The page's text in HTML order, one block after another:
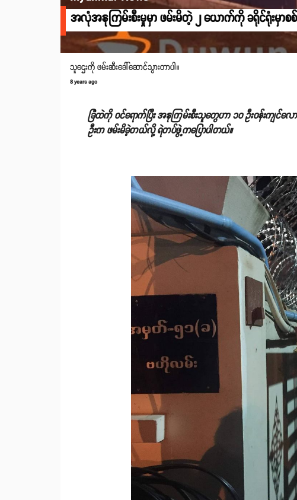
အလုံအနုကြမ်းစီးမှုမှာ ဖမ်းမိတဲ့ ၂ ယောက်ကို ခရိုင်ရုံးမှာစ
သူဌေးကို ဖမ်းဆီးခေါ်ဆောင်သွားတာပါ။
8 years ago
ခြံထဲကို ဝင်ရောက်ပြီး အနုကြမ်းစီးသူတွေဟာ ၁၀ ဦးဝန်းကျ
ဦးက ဖမ်းမိခဲ့တယ်လို့ ရဲတပ်ဖွဲ့ကပြောပါတယ်။